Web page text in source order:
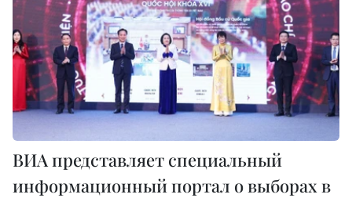
ВИА представляет специальный
информационный портал о выборах в